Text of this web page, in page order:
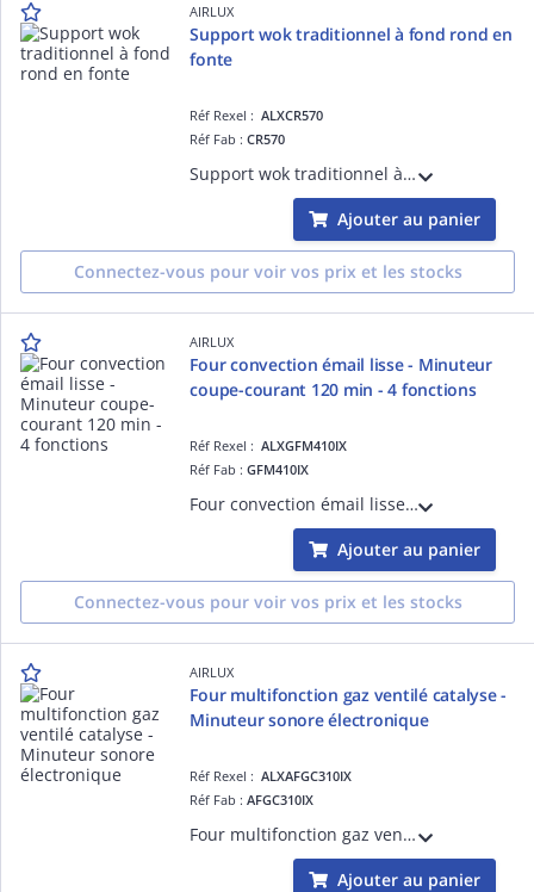
AIRLUX
Support wok traditionnel à fond rond en
fonte
Réf Rexel :ALXCR570
Réf Fab :CR570
Support wok traditionnel à fond rond en fonte - Compatible avec les foyers triple couronne de nos cuisinières et tables gaz
Ajouter au panier
Connectez-vous pour voir vos prix et les stocks
AIRLUX
Four convection émail lisse - Minuteur
coupe-courant 120 min - 4 fonctions
Réf Rexel :ALXGFM410IX
Réf Fab :GFM410IX
Four convection émail lisse Métropol - Minuteur coupe-courant 120 min - 4 fonctions - Porte plein verre - Vitres amovibles sans outil - Gradins fils - Câble 180 cm + prise Schuko - 59 L - Classe A - Inox
Ajouter au panier
Connectez-vous pour voir vos prix et les stocks
AIRLUX
Four multifonction gaz ventilé catalyse -
Minuteur sonore électronique
Réf Rexel :ALXAFGC310IX
Réf Fab :AFGC310IX
Four multifonction gaz ventilé catalyse - Minuteur sonore électronique - Affichage digital de l'heure - 3 fonctions - Gril gaz - Allumage une main - Sécurité thermocouples - Porte plein verre - Gradins fils - 60 L - Classe A - Inox
Ajouter au panier